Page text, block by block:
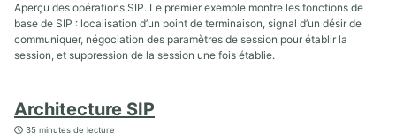
Aperçu des opérations SIP. Le premier exemple montre les fonctions de
base de SIP : localisation d’un point de terminaison, signal d’un désir de
communiquer, négociation des paramètres de session pour établir la
session, et suppression de la session une fois établie.
Architecture SIP
35 minutes de lecture